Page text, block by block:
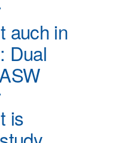
auch in
Dual
is